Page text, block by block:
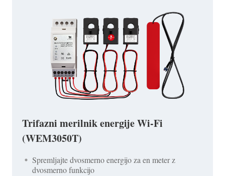
Trifazni merilnik energije Wi-Fi
(WEM3050T)
Spremljajte dvosmerno energijo za en meter z
dvosmerno funkcijo